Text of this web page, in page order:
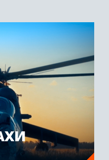
другою премією